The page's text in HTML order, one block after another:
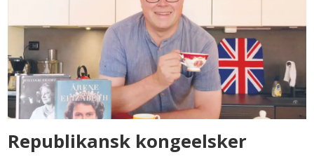
Republikansk kongeelsker